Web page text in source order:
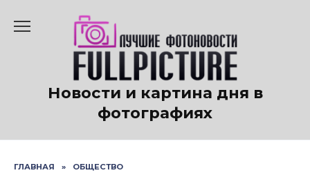
содержанию
Новости и картина дня в
фотографиях
ГЛАВНАЯ » ОБЩЕСТВО